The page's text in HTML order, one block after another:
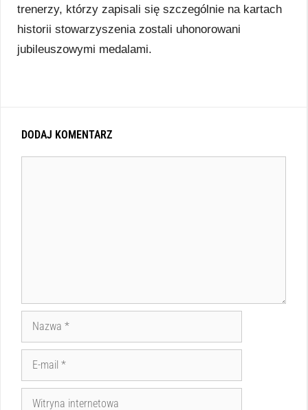
trenerzy, którzy zapisali się szczególnie na kartach
historii stowarzyszenia zostali uhonorowani
jubileuszowymi medalami.
DODAJ KOMENTARZ